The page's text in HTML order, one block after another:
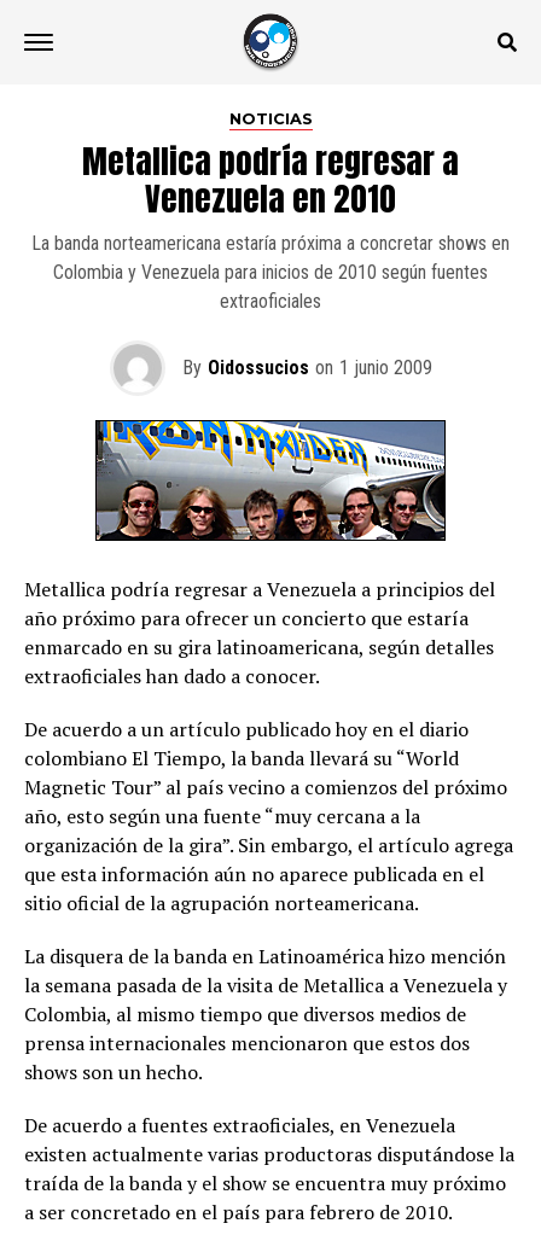
NOTICIAS
Metallica podría regresar a
Venezuela en 2010
La banda norteamericana estaría próxima a concretar shows en
Colombia y Venezuela para inicios de 2010 según fuentes
extraoficiales
By Oidossucios on 1 junio 2009
Metallica podría regresar a Venezuela a principios del
año próximo para ofrecer un concierto que estaría
enmarcado en su gira latinoamericana, según detalles
extraoficiales han dado a conocer.
De acuerdo a un artículo publicado hoy en el diario
colombiano El Tiempo, la banda llevará su “World
Magnetic Tour” al país vecino a comienzos del próximo
año, esto según una fuente “muy cercana a la
organización de la gira”. Sin embargo, el artículo agrega
que esta información aún no aparece publicada en el
sitio oficial de la agrupación norteamericana.
La disquera de la banda en Latinoamérica hizo mención
la semana pasada de la visita de Metallica a Venezuela y
Colombia, al mismo tiempo que diversos medios de
prensa internacionales mencionaron que estos dos
shows son un hecho.
De acuerdo a fuentes extraoficiales, en Venezuela
existen actualmente varias productoras disputándose la
traída de la banda y el show se encuentra muy próximo
a ser concretado en el país para febrero de 2010.